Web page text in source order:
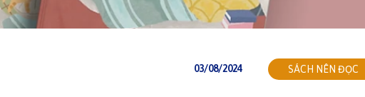
03/08/2024 SÁCH NÊN ĐỌC